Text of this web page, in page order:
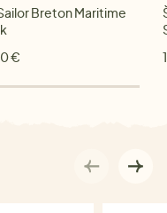
Breton Maritime
€